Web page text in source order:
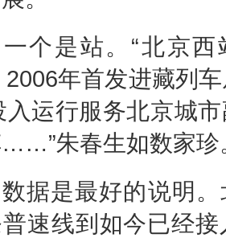
是站。“北京西
2006年首发进藏列
入运行服务北京城
朱春生如数家珍
是最好的说明。
速线到如今已经